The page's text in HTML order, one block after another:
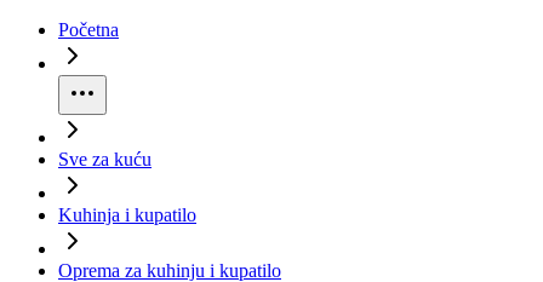
Početna
Sve za kuću
Kuhinja i kupatilo
Oprema za kuhinju i kupatilo